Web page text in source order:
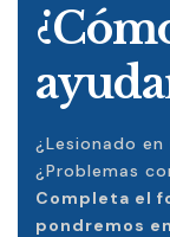
¿Lesionado
¿Problemas
Completa el
pondremos